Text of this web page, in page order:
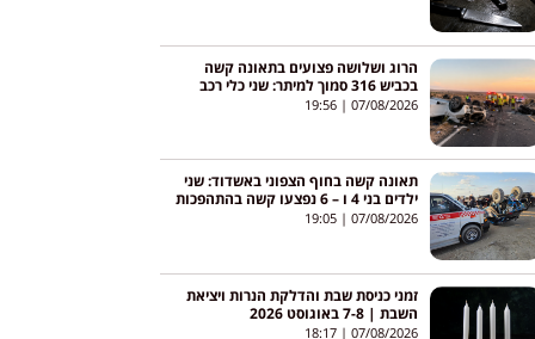
הרוג ושלושה פצועים בתאונה קשה
בכביש 316 סמוך למיתר: שני כלי רכב
התהפכו
07/08/2026
19:56
תאונה קשה בחוף הצפוני באשדוד: שני
ילדים בני 4 ו – 6 נפצעו קשה בהתהפכות
טרקטורון באגי
07/08/2026
19:05
זמני כניסת שבת והדלקת הנרות ויציאת
השבת | 7-8 באוגוסט 2026
07/08/2026
18:17